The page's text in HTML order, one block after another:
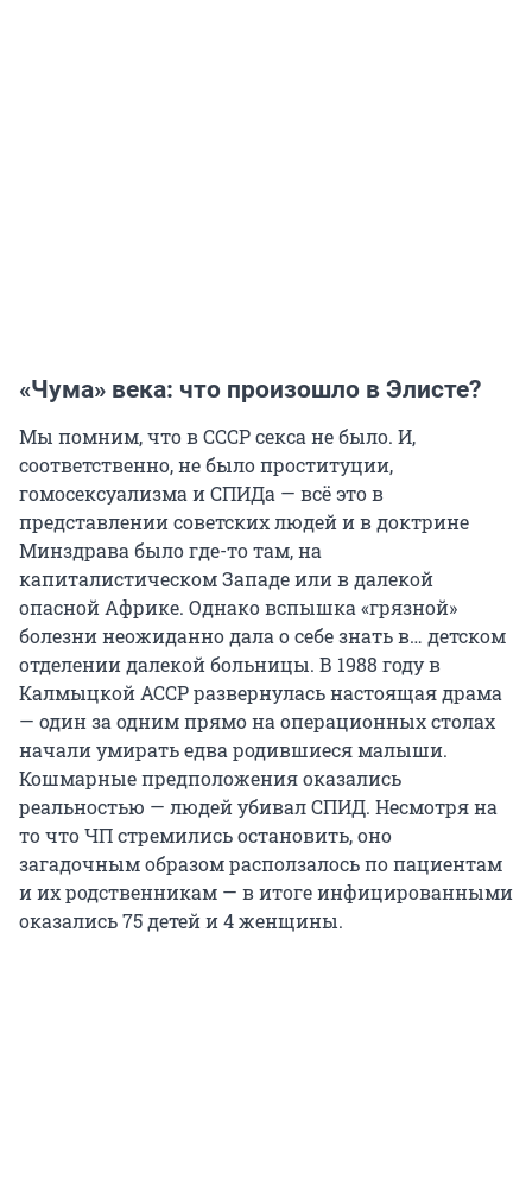
«Чума» века: что произошло в Элисте?
Мы помним, что в СССР секса не было. И,
соответственно, не было проституции,
гомосексуализма и СПИДа — всё это в
представлении советских людей и в доктрине
Минздрава было где-то там, на
капиталистическом Западе или в далекой
опасной Африке. Однако вспышка «грязной»
болезни неожиданно дала о себе знать в… детском
отделении далекой больницы. В 1988 году в
Калмыцкой АССР развернулась настоящая драма
— один за одним прямо на операционных столах
начали умирать едва родившиеся малыши.
Кошмарные предположения оказались
реальностью — людей убивал СПИД. Несмотря на
то что ЧП стремились остановить, оно
загадочным образом расползалось по пациентам
и их родственникам — в итоге инфицированными
оказались 75 детей и 4 женщины.